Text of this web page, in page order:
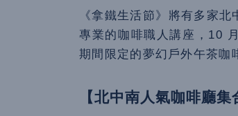
《拿鐵生活節》將有多家
專業的咖啡職人講座，10
期間限定的夢幻戶外午茶咖
【北中南人氣咖啡廳